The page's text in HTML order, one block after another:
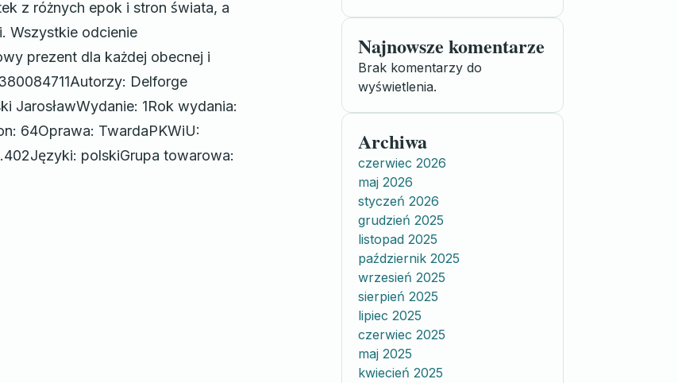
z różnych epok i stron świata, a
Wszystkie odcienie
prezent dla każdej obecnej i
Delforge
JarosławWydanie: 1Rok wydania:
64Oprawa: TwardaPKWiU:
polskiGrupa towarowa:
Najnowsze komentarze
Brak komentarzy do
wyświetlenia.
Archiwa
czerwiec 2026
maj 2026
styczeń 2026
grudzień 2025
listopad 2025
październik 2025
wrzesień 2025
sierpień 2025
lipiec 2025
czerwiec 2025
maj 2025
kwiecień 2025